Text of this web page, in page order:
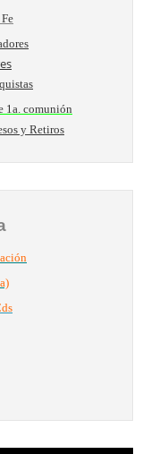
1a. comunión
y Retiros